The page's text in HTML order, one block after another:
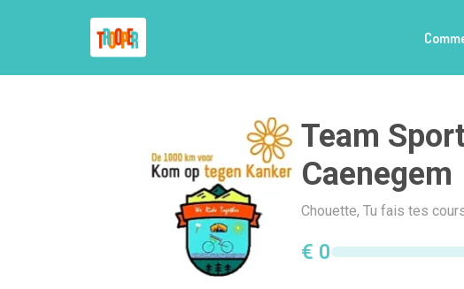
Team
Caenegem
Chouette, Tu fais tes
€ 0